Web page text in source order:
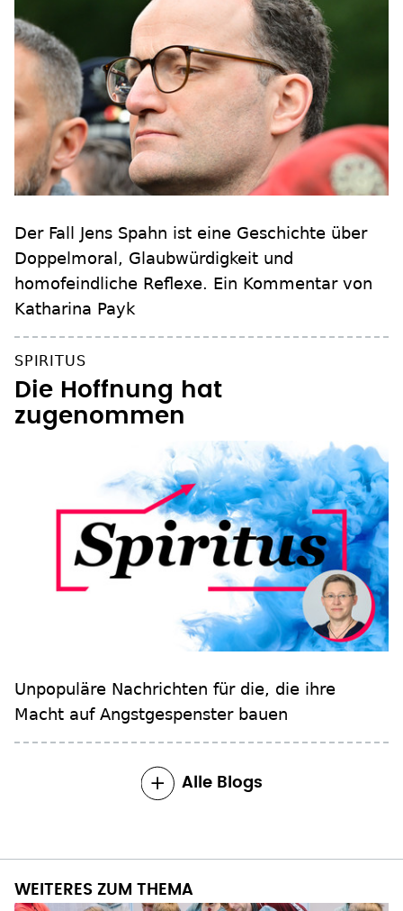
Der Fall Jens Spahn ist eine Geschichte über
Doppelmoral, Glaubwürdigkeit und
homofeindliche Reflexe. Ein Kommentar von
SPIRITUS
Die Hoffnung hat
zugenommen
Unpopuläre Nachrichten für die, die ihre
WEITERES ZUM THEMA